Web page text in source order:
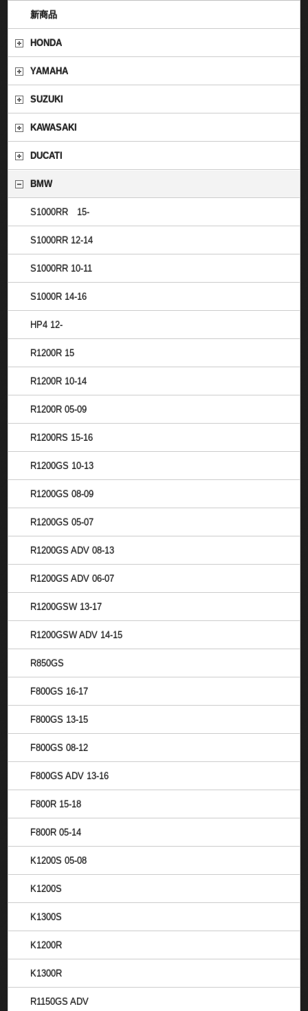
新商品
HONDA
YAMAHA
SUZUKI
KAWASAKI
DUCATI
BMW
S1000RR 15-
S1000RR 12-14
S1000RR 10-11
S1000R 14-16
HP4 12-
R1200R 15
R1200R 10-14
R1200R 05-09
R1200RS 15-16
R1200GS 10-13
R1200GS 08-09
R1200GS 05-07
R1200GS ADV 08-13
R1200GS ADV 06-07
R1200GSW 13-17
R1200GSW ADV 14-15
R850GS
F800GS 16-17
F800GS 13-15
F800GS 08-12
F800GS ADV 13-16
F800R 15-18
F800R 05-14
K1200S 05-08
K1200S
K1300S
K1200R
K1300R
R1150GS ADV